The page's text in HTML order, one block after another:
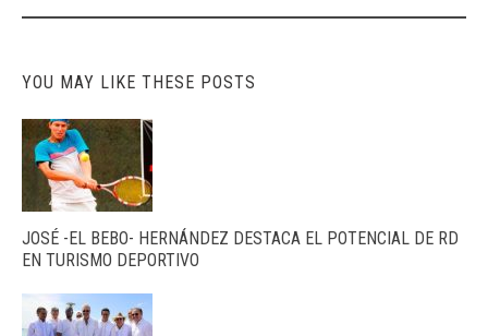
YOU MAY LIKE THESE POSTS
JOSÉ -EL BEBO- HERNÁNDEZ DESTACA EL POTENCIAL DE RD
EN TURISMO DEPORTIVO